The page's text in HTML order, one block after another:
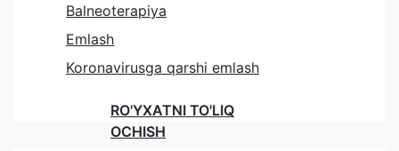
Balneoterapiya
Emlash
Koronavirusga qarshi emlash
RO'YXATNI TO'LIQ
OCHISH